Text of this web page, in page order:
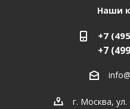
Наши
+7
+7
г. Москва,